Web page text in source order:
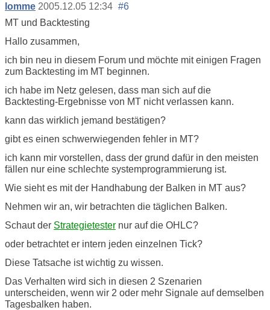
lomme 2005.12.05 12:34 #6
MT und Backtesting
Hallo zusammen,
ich bin neu in diesem Forum und möchte mit einigen Fragen
zum Backtesting im MT beginnen.
ich habe im Netz gelesen, dass man sich auf die
Backtesting-Ergebnisse von MT nicht verlassen kann.
kann das wirklich jemand bestätigen?
gibt es einen schwerwiegenden fehler in MT?
ich kann mir vorstellen, dass der grund dafür in den meisten
fällen nur eine schlechte systemprogrammierung ist.
Wie sieht es mit der Handhabung der Balken in MT aus?
Nehmen wir an, wir betrachten die täglichen Balken.
Schaut der Strategietester nur auf die OHLC?
oder betrachtet er intern jeden einzelnen Tick?
Diese Tatsache ist wichtig zu wissen.
Das Verhalten wird sich in diesen 2 Szenarien
unterscheiden, wenn wir 2 oder mehr Signale auf demselben
Tagesbalken haben.